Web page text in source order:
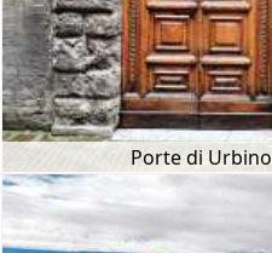
Porte di Urbino